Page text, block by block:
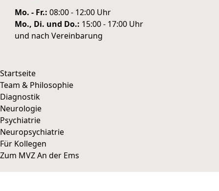
WIR VERWENDEN COOKIES
COOKIE DETAILS
Speichern & schließen
DatenschutzImpressum
Mo. - Fr.: 08:00 - 12:00 Uhr
Mo., Di. und Do.: 15:00 - 17:00 Uhr
und nach Vereinbarung
Startseite
Team & Philosophie
Diagnostik
Neurologie
Psychiatrie
Neuropsychiatrie
Für Kollegen
Zum MVZ An der Ems